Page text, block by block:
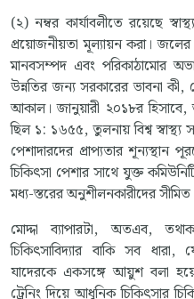
(২) নম্বর কার্যাবলীতে রয়েছে
প্রয়োজনীয়তা মূল্যায়ন করা। জলের
মানবসম্পদ এবং পরিকাঠামোর
উন্নতির জন্য সরকারের ভাবনা কী,
আকাল। জানুয়ারী ২০১৮র
ছিল ১: ১৬৫৫, তুলনায় বিশ্ব স্বাস্থ্য
পেশাদারদের প্রাপ্যতার
চিকিৎসা পেশার সাথে যুক্ত
মধ্য-স্তরের অনুশীলনকারীদের
মোদ্দা ব্যাপারটা, অতএব,
চিকিৎসাবিদ্যার বাকি সব ধারা,
যাদেরকে একসঙ্গে আয়ুশ বলা
ট্রেনিং দিয়ে আধুনিক চিকিৎসার